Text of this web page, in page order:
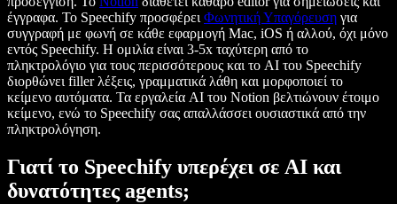
έγγραφα. Το Speechify προσφέρει Φωνητική Υπαγόρευση για
συγγραφή με φωνή σε κάθε εφαρμογή Mac, iOS ή αλλού, όχι μόνο
εντός Speechify. Η ομιλία είναι 3-5x ταχύτερη από το
πληκτρολόγιο για τους περισσότερους και το AI του Speechify
διορθώνει filler λέξεις, γραμματικά λάθη και μορφοποιεί το
κείμενο αυτόματα. Τα εργαλεία AI του Notion βελτιώνουν έτοιμο
κείμενο, ενώ το Speechify σας απαλλάσσει ουσιαστικά από την
πληκτρολόγηση.
Γιατί το Speechify υπερέχει σε AI και
δυνατότητες agents;